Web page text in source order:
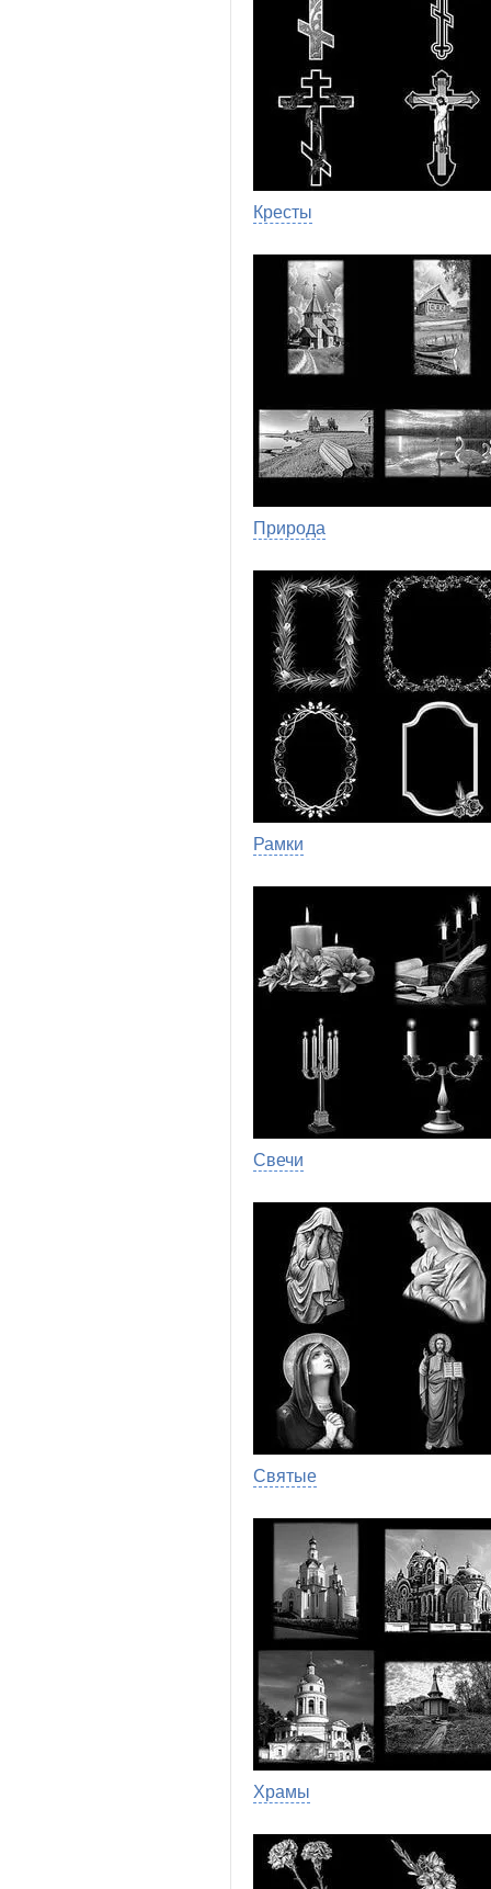
Кресты
Природа
Рамки
Свечи
Святые
Храмы